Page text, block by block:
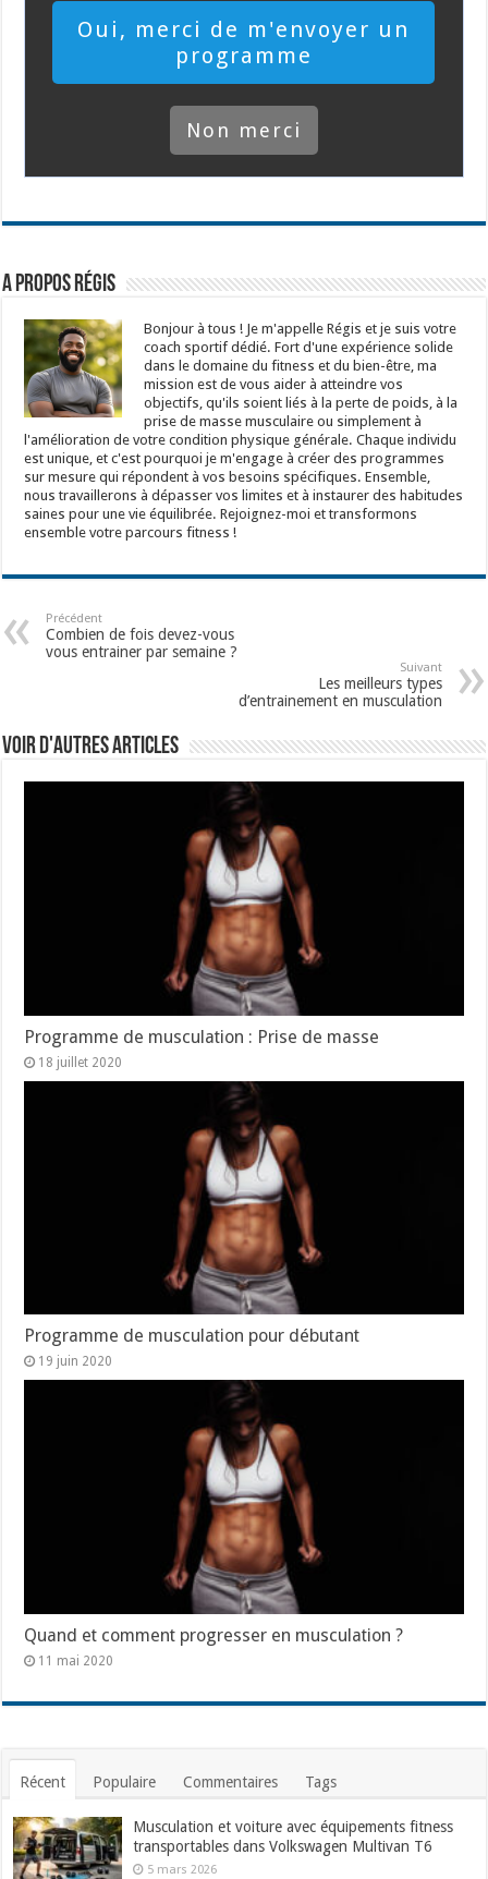
​Oui, merci de m'envoyer un
programme
​Non merci
A propos Régis
Bonjour à tous ! Je m'appelle Régis et je suis votre
coach sportif dédié. Fort d'une expérience solide
dans le domaine du fitness et du bien-être, ma
mission est de vous aider à atteindre vos
objectifs, qu'ils soient liés à la perte de poids, à la
prise de masse musculaire ou simplement à
l'amélioration de votre condition physique générale. Chaque individu
est unique, et c'est pourquoi je m'engage à créer des programmes
sur mesure qui répondent à vos besoins spécifiques. Ensemble,
nous travaillerons à dépasser vos limites et à instaurer des habitudes
saines pour une vie équilibrée. Rejoignez-moi et transformons
ensemble votre parcours fitness !
Précédent
Combien de fois devez-vous
vous entrainer par semaine ?
Suivant
Les meilleurs types
d’entrainement en musculation
Voir d'autres articles
Programme de musculation : Prise de masse
18 juillet 2020
Programme de musculation pour débutant
19 juin 2020
Quand et comment progresser en musculation ?
11 mai 2020
Récent Populaire Commentaires Tags
Musculation et voiture avec équipements fitness
transportables dans Volkswagen Multivan T6
5 mars 2026